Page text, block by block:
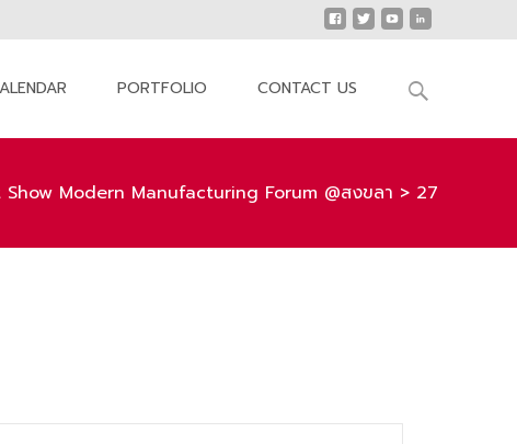
PORTFOLIO CONTACT US
Search
Show Modern Manufacturing Forum @สงขลา > 27